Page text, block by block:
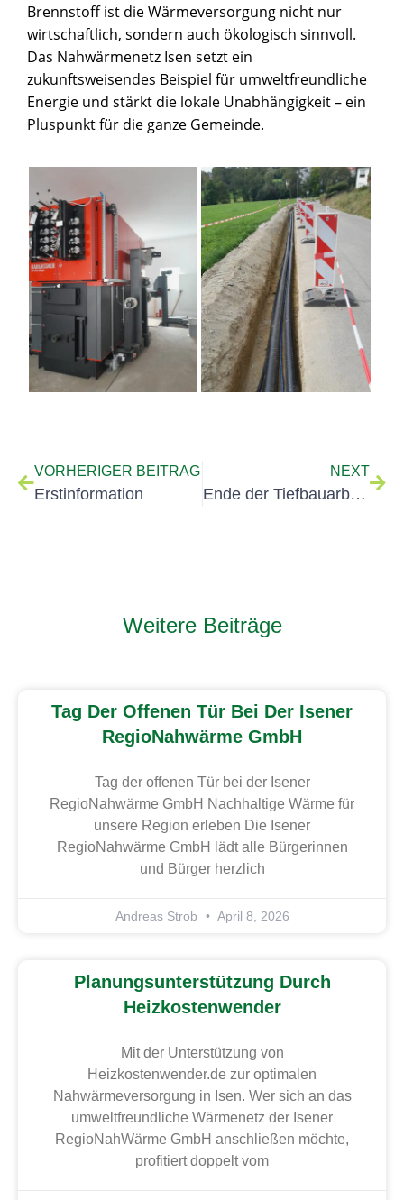
Brennstoff ist die Wärmeversorgung nicht nur
wirtschaftlich, sondern auch ökologisch sinnvoll.
Das Nahwärmenetz Isen setzt ein
zukunftsweisendes Beispiel für umweltfreundliche
Energie und stärkt die lokale Unabhängigkeit – ein
Pluspunkt für die ganze Gemeinde.
VORHERIGER BEITRAG
Erstinformation
NEXT
Ende der Tiefbauarbeiten für 2024
Weitere Beiträge
Tag Der Offenen Tür Bei Der Isener
RegioNahwärme GmbH
Tag der offenen Tür bei der Isener
RegioNahwärme GmbH Nachhaltige Wärme für
unsere Region erleben Die Isener
RegioNahwärme GmbH lädt alle Bürgerinnen
und Bürger herzlich
Andreas Strob April 8, 2026
Planungsunterstützung Durch
Heizkostenwender
Mit der Unterstützung von
Heizkostenwender.de zur optimalen
Nahwärmeversorgung in Isen. Wer sich an das
umweltfreundliche Wärmenetz der Isener
RegioNahWärme GmbH anschließen möchte,
profitiert doppelt vom